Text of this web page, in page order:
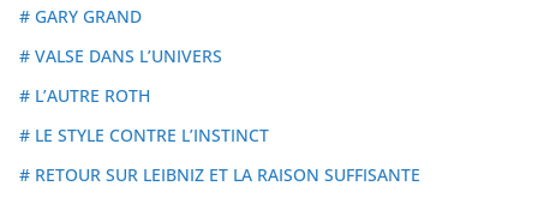
# GARY GRAND
# VALSE DANS L’UNIVERS
# L’AUTRE ROTH
# LE STYLE CONTRE L’INSTINCT
# RETOUR SUR LEIBNIZ ET LA RAISON SUFFISANTE